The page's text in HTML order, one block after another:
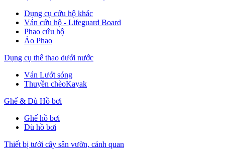
Dụng cụ cứu hộ khác
Ván cứu hộ - Lifeguard Board
Phao cứu hộ
Áo Phao
Dụng cụ thể thao dưới nước
Ván Lướt sóng
Thuyền chèoKayak
Ghế & Dù Hồ bơi
Ghế hồ bơi
Dù hồ bơi
Thiết bị tưới cây sân vườn, cảnh quan